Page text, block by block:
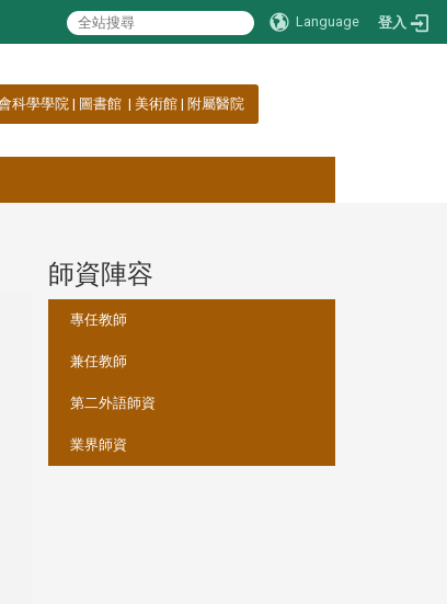
Language 登入
科學學院 | 圖書館 | 美術館 | 附屬醫院
師資陣容
專任教師
兼任教師
第二外語師資
業界師資